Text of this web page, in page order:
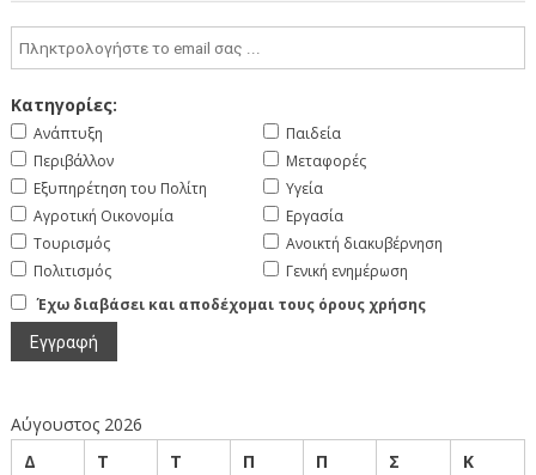
Κατηγορίες:
Ανάπτυξη
Περιβάλλον
Εξυπηρέτηση του Πολίτη
Αγροτική Οικονομία
Τουρισμός
Πολιτισμός
Παιδεία
Μεταφορές
Υγεία
Εργασία
Ανοικτή διακυβέρνηση
Γενική ενημέρωση
Έχω διαβάσει και αποδέχομαι τους όρους χρήσης
Αύγουστος 2026
Δ
Τ Τ Π Π Σ
Κ